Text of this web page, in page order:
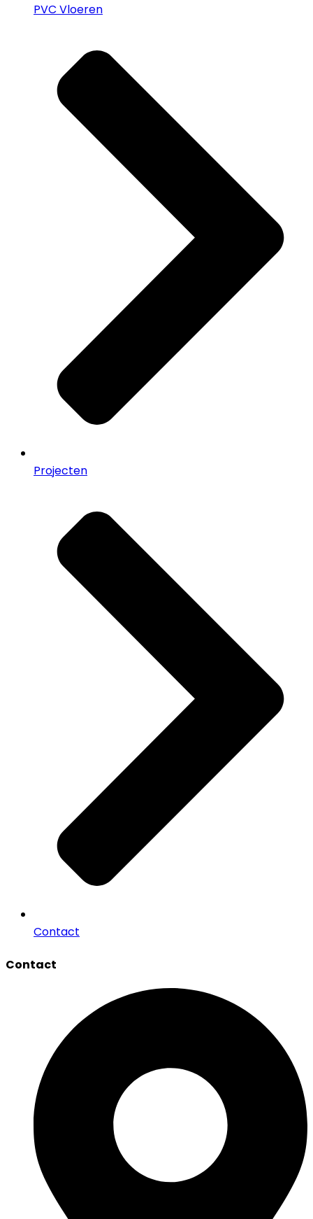
PVC Vloeren
Projecten
Contact
Contact